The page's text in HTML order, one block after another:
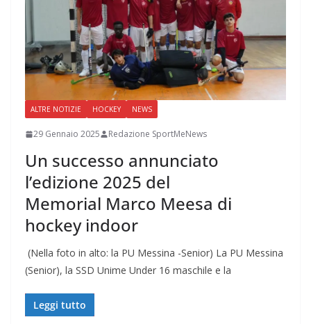
ALTRE NOTIZIE HOCKEY NEWS
29 Gennaio 2025 Redazione SportMeNews
Un successo annunciato
l’edizione 2025 del
Memorial Marco Meesa di
hockey indoor
(Nella foto in alto: la PU Messina -Senior) La PU Messina
(Senior), la SSD Unime Under 16 maschile e la
Leggi tutto